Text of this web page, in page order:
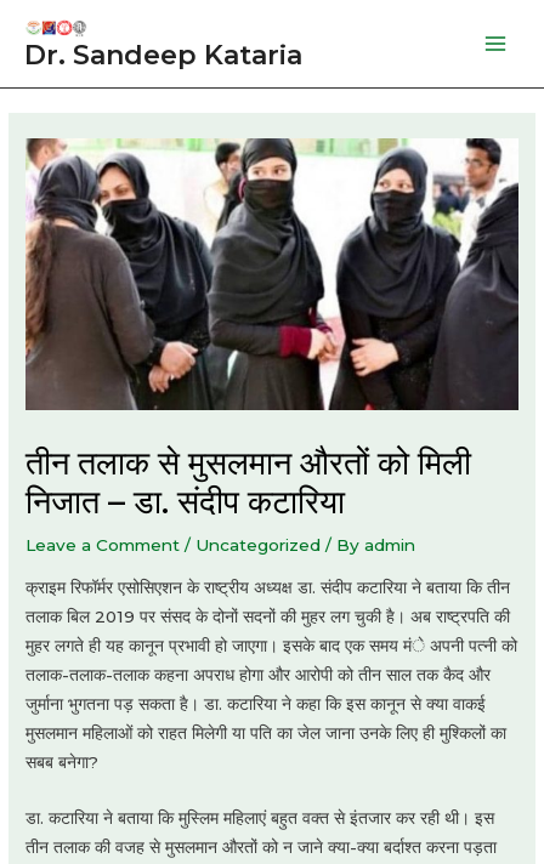
Dr. Sandeep Kataria
तीन तलाक से मुसलमान औरतों को मिली
निजात – डा. संदीप कटारिया
Leave a Comment / Uncategorized / Byadmin
क्राइम रिफॉर्मर एसोसिएशन के राष्ट्रीय अध्यक्ष डा. संदीप कटारिया ने बताया कि तीन
तलाक बिल 2019 पर संसद के दोनों सदनों की मुहर लग चुकी है। अब राष्ट्रपति की
मुहर लगते ही यह कानून प्रभावी हो जाएगा। इसके बाद एक समय मंे अपनी पत्नी को
तलाक-तलाक-तलाक कहना अपराध होगा और आरोपी को तीन साल तक कैद और
जुर्माना भुगतना पड़ सकता है। डा. कटारिया ने कहा कि इस कानून से क्या वाकई
मुसलमान महिलाओं को राहत मिलेगी या पति का जेल जाना उनके लिए ही मुश्किलों का
सबब बनेगा?
डा. कटारिया ने बताया कि मुस्लिम महिलाएं बहुत वक्त से इंतजार कर रही थी। इस
तीन तलाक की वजह से मुसलमान औरतों को न जाने क्या-क्या बर्दाश्त करना पड़ता